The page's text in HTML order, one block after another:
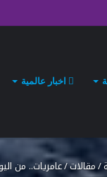
البشر تجتاز تدقيق
اخبار عالمية
/مقالات/عامريات.. من